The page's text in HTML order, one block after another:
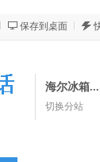
保存到桌面
海尔冰箱...
切换分站